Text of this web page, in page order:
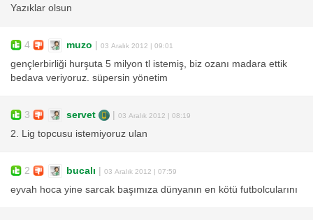
Yazıklar olsun
4 muzo | 03 Aralık 2012 | 09:01
gençlerbirliği hurşuta 5 milyon tl istemiş, biz ozanı madara ettik
bedava veriyoruz. süpersin yönetim
3 servet | 03 Aralık 2012 | 08:19
2. Lig topcusu istemiyoruz ulan
2 bucalı | 03 Aralık 2012 | 07:59
eyvah hoca yine sarcak başımıza dünyanın en kötü futbolcularını